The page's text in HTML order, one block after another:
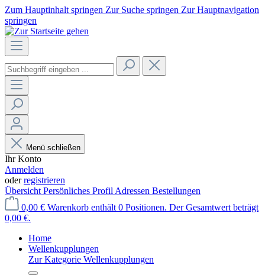
Zum Hauptinhalt springen Zur Suche springen Zur Hauptnavigation
springen
Menü schließen
Ihr Konto
Anmelden
oderregistrieren
Übersicht Persönliches Profil Adressen Bestellungen
0,00 € Warenkorb enthält 0 Positionen. Der Gesamtwert beträgt
0,00 €.
Home
Wellenkupplungen
Zur Kategorie Wellenkupplungen